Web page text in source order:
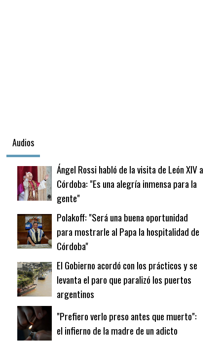
Audios
Ángel Rossi habló de la visita de León XIV a
Córdoba: "Es una alegría inmensa para la
gente"
Polakoff: "Será una buena oportunidad
para mostrarle al Papa la hospitalidad de
Córdoba"
El Gobierno acordó con los prácticos y se
levanta el paro que paralizó los puertos
argentinos
"Prefiero verlo preso antes que muerto":
el infierno de la madre de un adicto